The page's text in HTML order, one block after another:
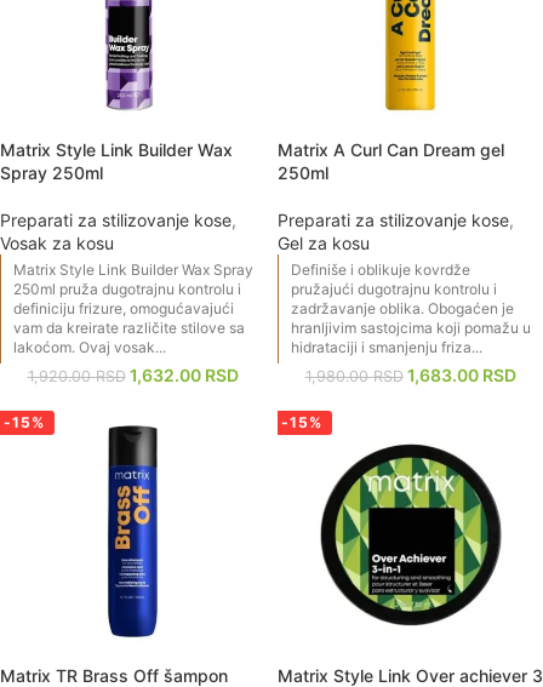
Matrix Style Link Builder Wax
Spray 250ml
Preparati za stilizovanje kose,
Vosak za kosu
1,920.00RSD 1,632.00 RSD
Matrix Style Link Builder Wax Spray
250ml pruža dugotrajnu kontrolu i
definiciju frizure, omogućavajući
vam da kreirate različite stilove sa
lakoćom. Ovaj vosak...
Matrix A Curl Can Dream gel
250ml
Preparati za stilizovanje kose,
Gel za kosu
1,980.00RSD 1,683.00 RSD
Definiše i oblikuje kovrdže
pružajući dugotrajnu kontrolu i
zadržavanje oblika. Obogaćen je
hranljivim sastojcima koji pomažu u
hidrataciji i smanjenju friza...
-15%
Matrix TR Brass Off šampon
-15%
Matrix Style Link Over achiever 3